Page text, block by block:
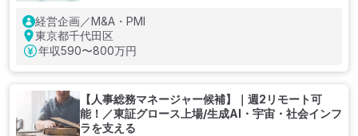
経営企画／M&A・PMI
東京都千代田区
年収590〜800万円
【人事総務マネージャー候補】｜週2リモート可
能！／東証グロース上場/生成AI・宇宙・社会インフ
ラを支える